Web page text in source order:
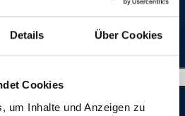
Details Über Cookies
Cookies
um Inhalte und Anzeigen zu